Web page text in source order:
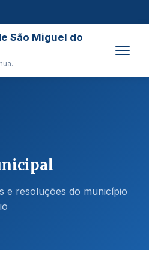
São Miguel do
e resoluções do município